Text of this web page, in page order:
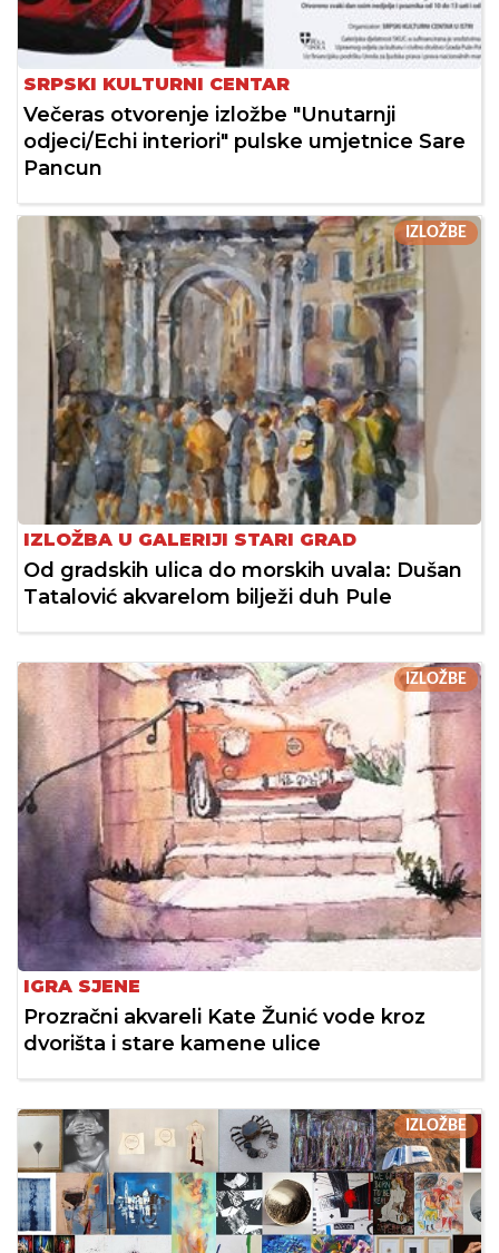
SRPSKI KULTURNI CENTAR
Večeras otvorenje izložbe "Unutarnji
odjeci/Echi interiori" pulske umjetnice Sare
Pancun
IZLOŽBE
IZLOŽBA U GALERIJI STARI GRAD
Od gradskih ulica do morskih uvala: Dušan
Tatalović akvarelom bilježi duh Pule
IZLOŽBE
IGRA SJENE
Prozračni akvareli Kate Žunić vode kroz
dvorišta i stare kamene ulice
IZLOŽBE